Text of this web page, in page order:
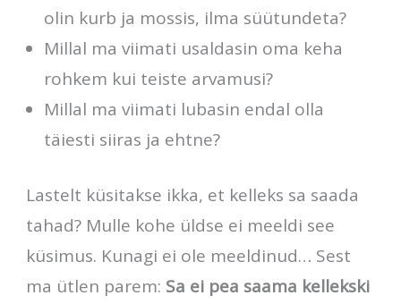
olin kurb ja mossis, ilma süütundeta?
Millal ma viimati usaldasin oma keha
rohkem kui teiste arvamusi?
Millal ma viimati lubasin endal olla
täiesti siiras ja ehtne?
Lastelt küsitakse ikka, et kelleks sa saada
tahad? Mulle kohe üldse ei meeldi see
küsimus. Kunagi ei ole meeldinud… Sest
ma ütlen parem: Sa ei pea saama kellekski